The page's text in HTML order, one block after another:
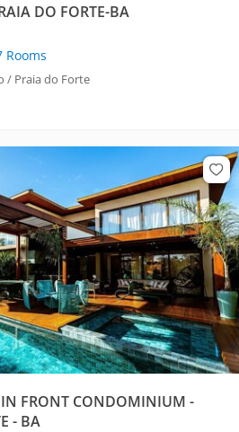
DO FORTE-BA
Rooms
/ Praia do Forte
FRONT CONDOMINIUM -
- BA